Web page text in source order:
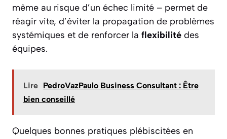
même au risque d’un échec limité – permet de
réagir vite, d’éviter la propagation de problèmes
systémiques et de renforcer la flexibilité des
équipes.
Lire PedroVazPaulo Business Consultant : Être
bien conseillé
Quelques bonnes pratiques plébiscitées en